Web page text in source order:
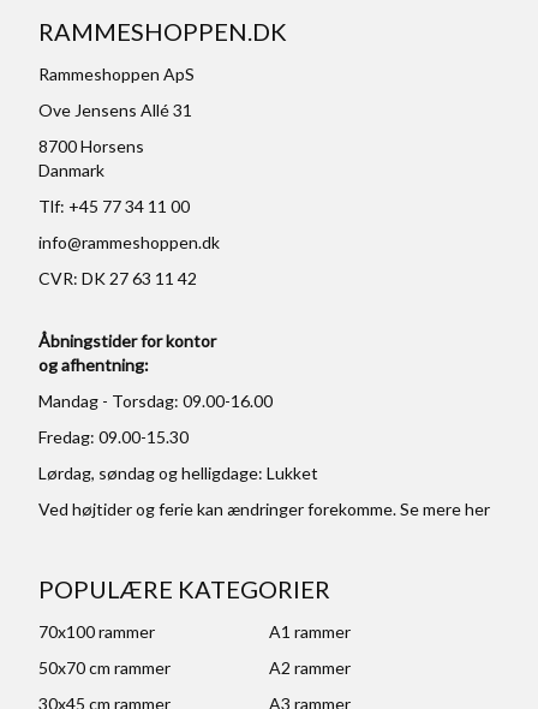
RAMMESHOPPEN.DK
Rammeshoppen ApS
Ove Jensens Allé 31
8700 Horsens
Danmark
Tlf: +45 77 34 11 00
info@rammeshoppen.dk
CVR: DK 27 63 11 42
Åbningstider for kontor
og afhentning:
Mandag - Torsdag: 09.00-16.00
Fredag: 09.00-15.30
Lørdag, søndag og helligdage: Lukket
Ved højtider og ferie kan ændringer forekomme. Se mereher
POPULÆRE KATEGORIER
70x100 rammer
A1 rammer
50x70 cm rammer
A2 rammer
30x45 cm rammer
A3 rammer